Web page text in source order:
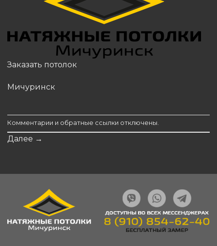
Заказать потолок
Мичуринск
Комментарии и обратные ссылки отключены.
Далее →